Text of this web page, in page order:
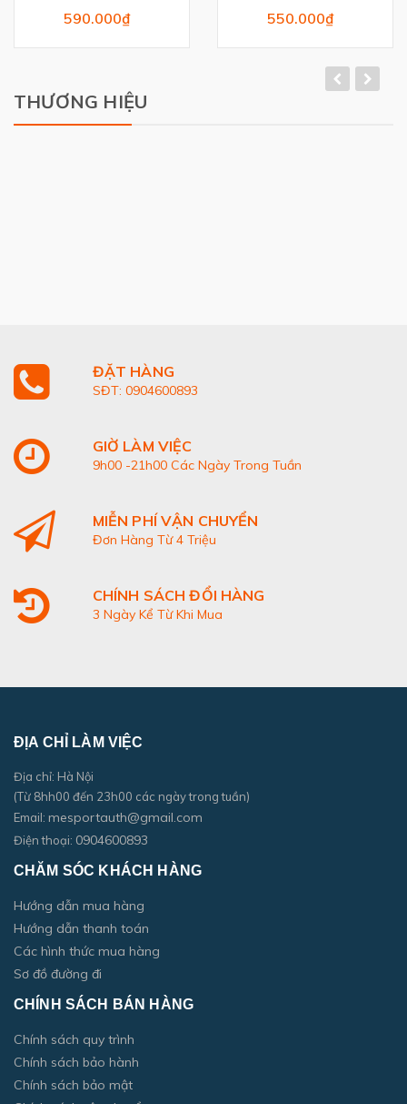
590.000₫ 550.000₫
THƯƠNG HIỆU
ĐẶT HÀNG
SĐT: 0904600893
GIỜ LÀM VIỆC
9h00 -21h00 Các Ngày Trong Tuần
MIỄN PHÍ VẬN CHUYỂN
Đơn Hàng Từ 4 Triệu
CHÍNH SÁCH ĐỔI HÀNG
3 Ngày Kể Từ Khi Mua
ĐỊA CHỈ LÀM VIỆC
Địa chỉ: Hà Nội
(Từ 8hh00 đến 23h00 các ngày trong tuần)
Email: mesportauth@gmail.com
Điện thoại: 0904600893
CHĂM SÓC KHÁCH HÀNG
Hướng dẫn mua hàng
Hướng dẫn thanh toán
Các hình thức mua hàng
Sơ đồ đường đi
CHÍNH SÁCH BÁN HÀNG
Chính sách quy trình
Chính sách bảo hành
Chính sách bảo mật